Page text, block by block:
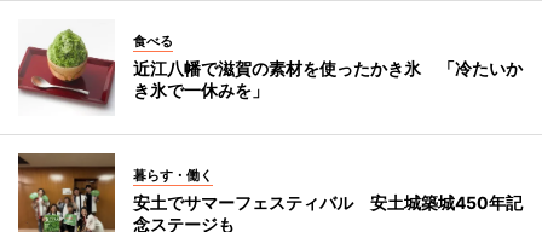
食べる
近江八幡で滋賀の素材を使ったかき氷 「冷たいか
き氷で一休みを」
暮らす・働く
安土でサマーフェスティバル 安土城築城450年記
念ステージも